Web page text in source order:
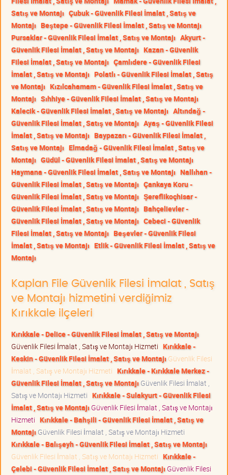
Satış ve Montajı Çubuk - Güvenlik Filesi İmalat , Satış ve
Montajı Beştepe - Güvenlik Filesi İmalat , Satış ve Montajı
Pursaklar - Güvenlik Filesi İmalat , Satış ve Montajı Akyurt -
Güvenlik Filesi İmalat , Satış ve Montajı Kazan - Güvenlik
Filesi İmalat , Satış ve Montajı Çamlıdere - Güvenlik Filesi
İmalat , Satış ve Montajı Polatlı - Güvenlik Filesi İmalat , Satış
ve Montajı Kızılcahamam - Güvenlik Filesi İmalat , Satış ve
Montajı Sıhhiye - Güvenlik Filesi İmalat , Satış ve Montajı
Kalecik - Güvenlik Filesi İmalat , Satış ve Montajı Altındağ -
Güvenlik Filesi İmalat , Satış ve Montajı Ayaş - Güvenlik Filesi
İmalat , Satış ve Montajı Baypazarı - Güvenlik Filesi İmalat ,
Satış ve Montajı Elmadağ - Güvenlik Filesi İmalat , Satış ve
Montajı Güdül - Güvenlik Filesi İmalat , Satış ve Montajı
Haymana - Güvenlik Filesi İmalat , Satış ve Montajı Nallıhan -
Güvenlik Filesi İmalat , Satış ve Montajı Çankaya Koru -
Güvenlik Filesi İmalat , Satış ve Montajı Şereflikoçhisar -
Güvenlik Filesi İmalat , Satış ve Montajı Bahçelievler -
Güvenlik Filesi İmalat , Satış ve Montajı Cebeci - Güvenlik
Filesi İmalat , Satış ve Montajı Beşevler - Güvenlik Filesi
İmalat , Satış ve Montajı Etlik - Güvenlik Filesi İmalat , Satış ve
Montajı
Kaplan File Güvenlik Filesi İmalat , Satış
ve Montajı hizmetini verdiğimiz
Kırıkkale ilçeleri
Kırıkkale - Delice - Güvenlik Filesi İmalat , Satış ve Montajı
Güvenlik Filesi İmalat , Satış ve Montajı Hizmeti Kırıkkale -
Keskin - Güvenlik Filesi İmalat , Satış ve Montajı Güvenlik Filesi
İmalat , Satış ve Montajı Hizmeti Kırıkkale - Kırıkkale Merkez -
Güvenlik Filesi İmalat , Satış ve Montajı Güvenlik Filesi İmalat ,
Satış ve Montajı Hizmeti Kırıkkale - Sulakyurt - Güvenlik Filesi
İmalat , Satış ve Montajı Güvenlik Filesi İmalat , Satış ve Montajı
Hizmeti Kırıkkale - Bahşili - Güvenlik Filesi İmalat , Satış ve
Montajı Güvenlik Filesi İmalat , Satış ve Montajı Hizmeti
Kırıkkale - Balışeyh - Güvenlik Filesi İmalat , Satış ve Montajı
Güvenlik Filesi İmalat , Satış ve Montajı Hizmeti Kırıkkale -
Çelebi - Güvenlik Filesi İmalat , Satış ve Montajı Güvenlik Filesi